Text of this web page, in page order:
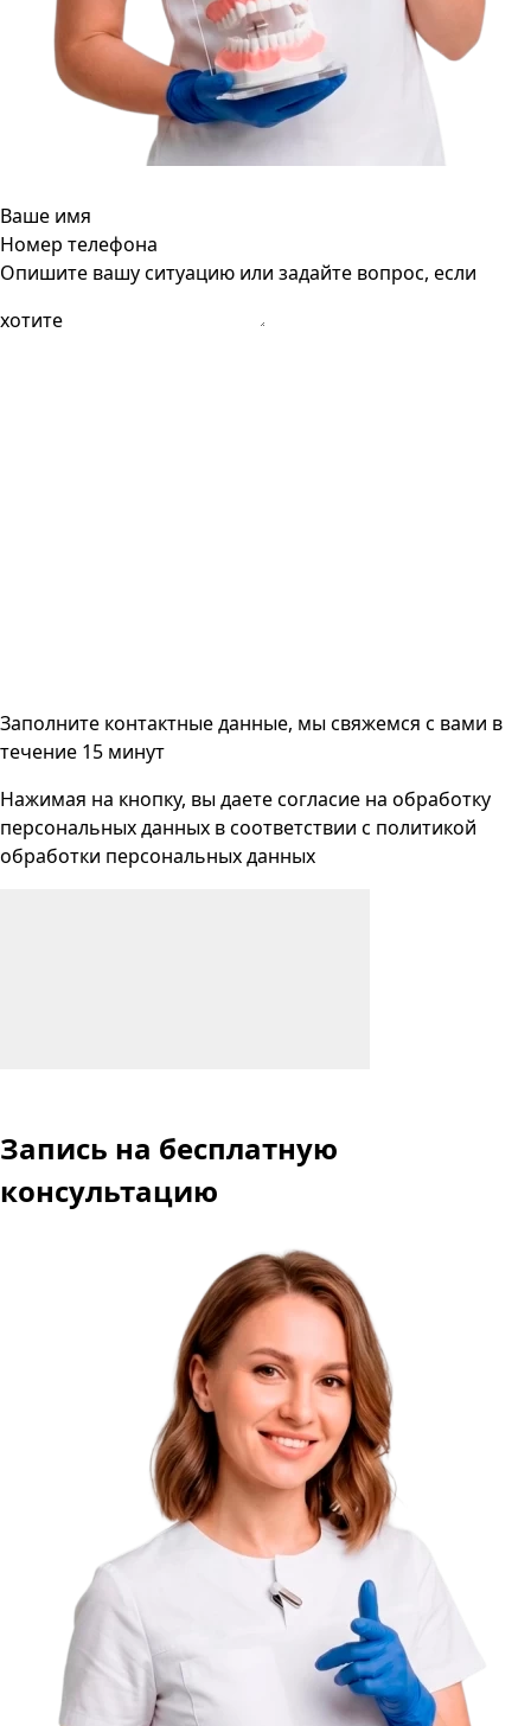
Ваше имя
Номер телефона
Опишите вашу ситуацию или задайте вопрос, если
хотите
Заполните контактные данные, мы свяжемся с вами в
течение 15 минут
Нажимая на кнопку, вы даете согласие на обработку
персональных данных в соответствии с политикой
обработки персональных данных
Запись на бесплатную
консультацию